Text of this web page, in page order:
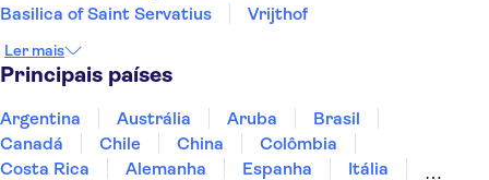
Basilica of Saint Servatius
Vrijthof
Ler mais
Principais países
Argentina Austrália Aruba
Brasil
Canadá
Chile China
Colômbia
Costa Rica
Alemanha Espanha
Itália